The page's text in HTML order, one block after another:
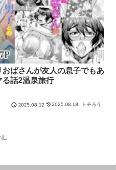
ばさんが友人の息子でもあ
る話2温泉旅行
2025.08.12 2025.08.18 トチろう